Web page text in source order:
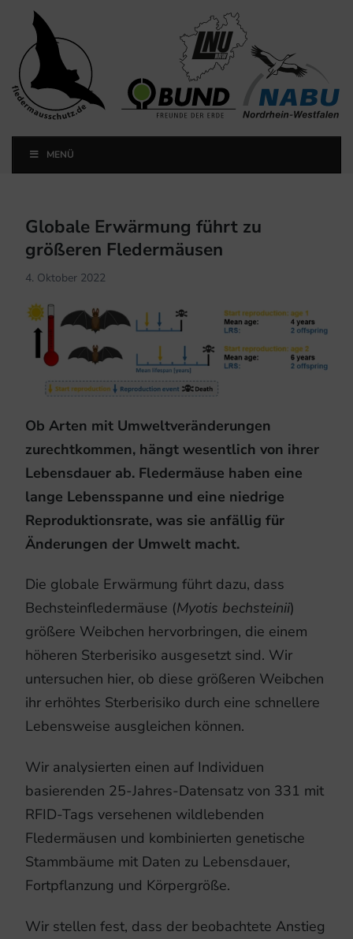
Landesfachausschuss
Fledermausschutz NRW
MENÜ
Globale Erwärmung führt zu
größeren Fledermäusen
4. Oktober 2022
Ob Arten mit Umweltveränderungen
zurechtkommen, hängt wesentlich von ihrer
Lebensdauer ab. Fledermäuse haben eine
lange Lebensspanne und eine niedrige
Reproduktionsrate, was sie anfällig für
Änderungen der Umwelt macht.
Die globale Erwärmung führt dazu, dass
Bechsteinfledermäuse (Myotis bechsteinii)
größere Weibchen hervorbringen, die einem
höheren Sterberisiko ausgesetzt sind. Wir
untersuchen hier, ob diese größeren Weibchen
ihr erhöhtes Sterberisiko durch eine schnellere
Lebensweise ausgleichen können.
Wir analysierten einen auf Individuen
basierenden 25-Jahres-Datensatz von 331 mit
RFID-Tags versehenen wildlebenden
Fledermäusen und kombinierten genetische
Stammbäume mit Daten zu Lebensdauer,
Fortpflanzung und Körpergröße.
Wir stellen fest, dass der beobachtete Anstieg